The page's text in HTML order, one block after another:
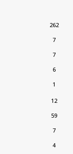
262
7
7
6
1
12
59
7
4